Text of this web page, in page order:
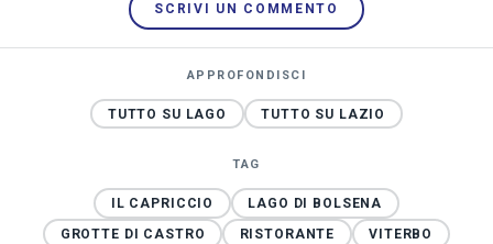
SCRIVI UN COMMENTO
APPROFONDISCI
TUTTO SU LAGO TUTTO SU LAZIO
TAG
IL CAPRICCIO
LAGO DI BOLSENA
GROTTE DI CASTRO
RISTORANTE
VITERBO